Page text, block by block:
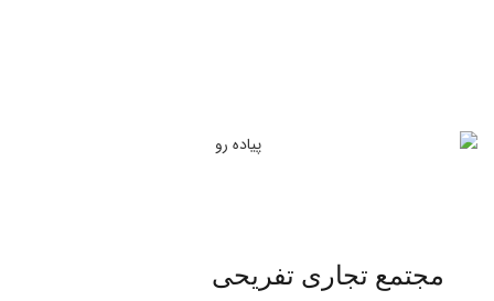
مجتمع تجاری تفریحی